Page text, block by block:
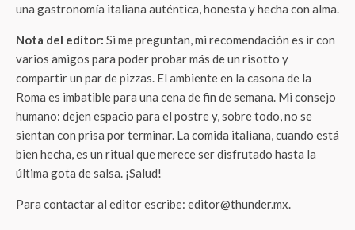
una gastronomía italiana auténtica, honesta y hecha con alma.
Nota del editor: Si me preguntan, mi recomendación es ir con
varios amigos para poder probar más de un risotto y
compartir un par de pizzas. El ambiente en la casona de la
Roma es imbatible para una cena de fin de semana. Mi consejo
humano: dejen espacio para el postre y, sobre todo, no se
sientan con prisa por terminar. La comida italiana, cuando está
bien hecha, es un ritual que merece ser disfrutado hasta la
última gota de salsa. ¡Salud!
Para contactar al editor escribe: editor@thunder.mx.